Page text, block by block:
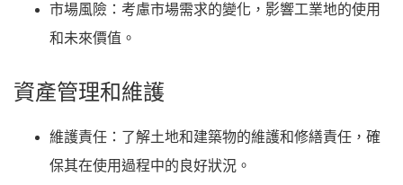
市場風險 ：考慮市場需求的變化，影響工業地的使用
和未來價值。
資產管理和維護
維護責任 ：了解土地和建築物的維護和修繕責任，確
保其在使用過程中的良好狀況。